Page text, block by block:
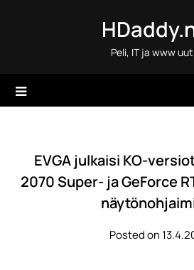
Peli, IT ja www
EVGA julkaisi KO-
2070 Super- ja GeForce
Posted on